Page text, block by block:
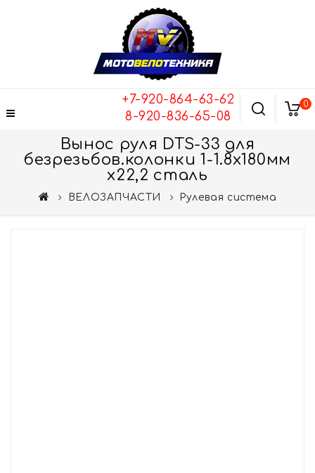
+7-920-864-63-62
8-920-836-65-08
0
Вынос руля DTS-33 для
безрезьбов.колонки 1-1.8х180мм
х22,2 сталь
ВЕЛОЗАПЧАСТИ Рулевая система